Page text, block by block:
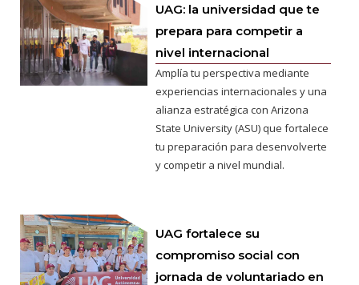
UAG: la universidad que te
prepara para competir a
nivel internacional
Amplía tu perspectiva mediante
experiencias internacionales y una
alianza estratégica con Arizona
State University (ASU) que fortalece
tu preparación para desenvolverte
y competir a nivel mundial.
UAG fortalece su
compromiso social con
jornada de voluntariado en